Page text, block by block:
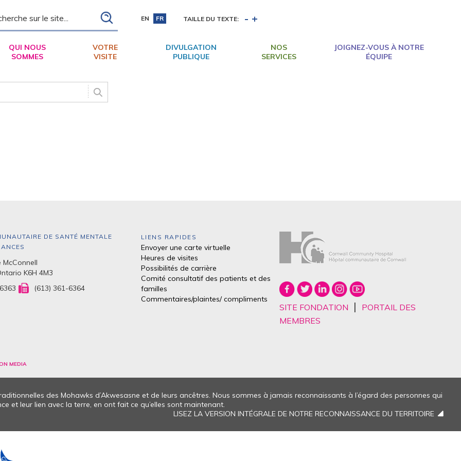
EN FR TAILLE DU TEXTE: - +
QUI NOUS
SOMMES
VOTRE
VISITE
DIVULGATION
PUBLIQUE
NOS
SERVICES
JOIGNEZ-VOUS À NOTRE
ÉQUIPE
DE SANTÉ MENTALE
McConnell
K6H 4M3
(613) 361-6364
LIENS RAPIDES
Envoyer une carte virtuelle
Heures de visites
Possibilités de carrière
Comité consultatif des patients et des
familles
Commentaires/plaintes/compliments
SITE FONDATION |
PORTAIL DES
MEMBRES
MEDIA
des Mohawks d’Akwesasne et de leurs ancêtres. Nous sommes à jamais reconnaissants à l’égard des personnes qui
et leur lien avec la terre, en ont fait ce qu’elles sont maintenant.
LISEZ LA VERSION INTÉGRALE DE NOTRE RECONNAISSANCE DU TERRITOIRE